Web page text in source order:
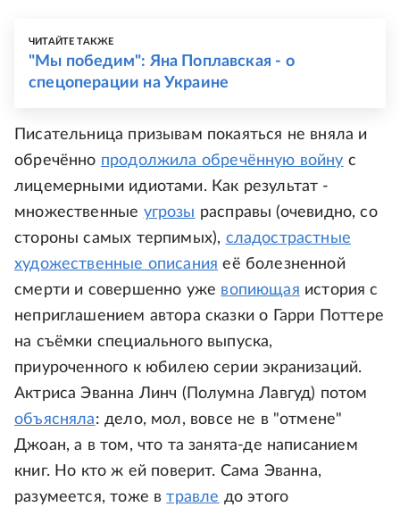
ЧИТАЙТЕ ТАКЖЕ
"Мы победим": Яна Поплавская - о
спецоперации на Украине
Писательница призывам покаяться не вняла и
обречённо продолжила обречённую войну с
лицемерными идиотами. Как результат -
множественные угрозы расправы (очевидно, со
стороны самых терпимых), сладострастные
художественные описания её болезненной
смерти и совершенно уже вопиющая история с
неприглашением автора сказки о Гарри Поттере
на съёмки специального выпуска,
приуроченного к юбилею серии экранизаций.
Актриса Эванна Линч (Полумна Лавгуд) потом
объясняла: дело, мол, вовсе не в "отмене"
Джоан, а в том, что та занята-де написанием
книг. Но кто ж ей поверит. Сама Эванна,
разумеется, тоже втравле до этого